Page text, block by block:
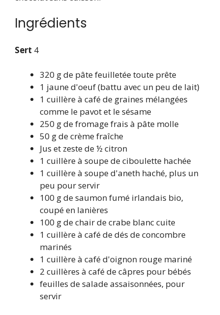
Ingrédients
Sert 4
320 g de pâte feuilletée toute prête
1 jaune d'oeuf (battu avec un peu de lait)
1 cuillère à café de graines mélangées
comme le pavot et le sésame
250 g de fromage frais à pâte molle
50 g de crème fraîche
Jus et zeste de ½ citron
1 cuillère à soupe de ciboulette hachée
1 cuillère à soupe d'aneth haché, plus un
peu pour servir
100 g de saumon fumé irlandais bio,
coupé en lanières
100 g de chair de crabe blanc cuite
1 cuillère à café de dés de concombre
marinés
1 cuillère à café d'oignon rouge mariné
2 cuillères à café de câpres pour bébés
feuilles de salade assaisonnées, pour
servir